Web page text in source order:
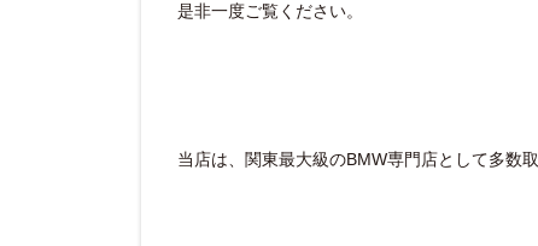
是非一度ご覧ください。
当店は、関東最大級のBMW専門店として多数